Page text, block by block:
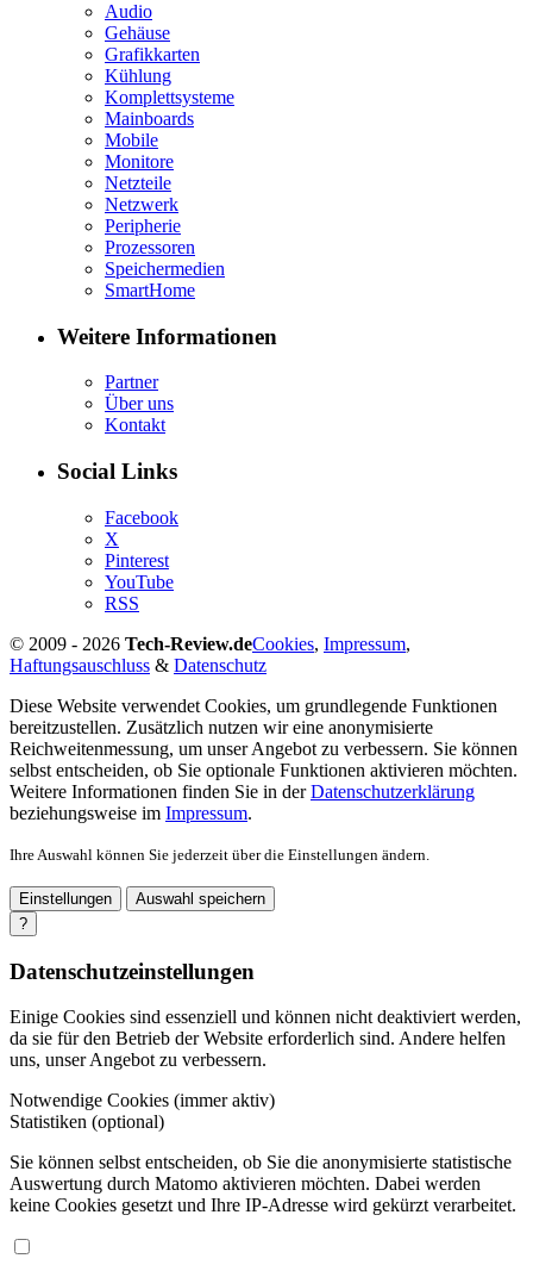
Audio
Gehäuse
Grafikkarten
Kühlung
Komplettsysteme
Mainboards
Mobile
Monitore
Netzteile
Netzwerk
Peripherie
Prozessoren
Speichermedien
SmartHome
Weitere Informationen
Partner
Über uns
Kontakt
Social Links
Facebook
X
Pinterest
YouTube
RSS
© 2009 - 2026 Tech-Review.deCookies, Impressum,
Haftungsauschluss & Datenschutz
Diese Website verwendet Cookies, um grundlegende Funktionen
bereitzustellen. Zusätzlich nutzen wir eine anonymisierte
Reichweitenmessung, um unser Angebot zu verbessern. Sie können
selbst entscheiden, ob Sie optionale Funktionen aktivieren möchten.
Weitere Informationen finden Sie in derDatenschutzerklärung
beziehungsweise im Impressum.
Ihre Auswahl können Sie jederzeit über die Einstellungen ändern.
Einstellungen
Auswahl speichern
?
Datenschutzeinstellungen
Einige Cookies sind essenziell und können nicht deaktiviert werden,
da sie für den Betrieb der Website erforderlich sind. Andere helfen
uns, unser Angebot zu verbessern.
Notwendige Cookies (immer aktiv)
Statistiken (optional)
Sie können selbst entscheiden, ob Sie die anonymisierte statistische
Auswertung durch Matomo aktivieren möchten. Dabei werden
keine Cookies gesetzt und Ihre IP-Adresse wird gekürzt verarbeitet.